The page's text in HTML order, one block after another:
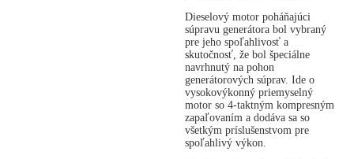
Dieselový motor poháňajúci
súpravu generátora bol vybraný
pre jeho spoľahlivosť a
skutočnosť, že bol špeciálne
navrhnutý na pohon
generátorových súprav. Ide o
vysokovýkonný priemyselný
motor so 4-taktným kompresným
zapaľovaním a dodáva sa so
všetkým príslušenstvom pre
spoľahlivý výkon.